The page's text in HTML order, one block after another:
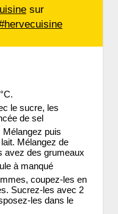
sur
le sucre, les
de sel
puis
Mélangez de
avez des grumeaux
à manqué
coupez-les en
Sucrez-les avec 2
les dans le